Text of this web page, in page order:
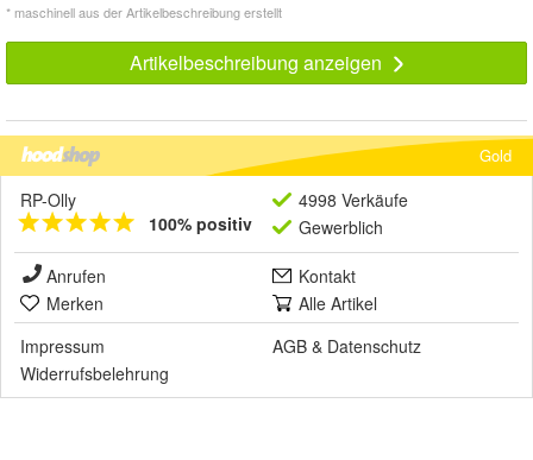
* maschinell aus der Artikelbeschreibung erstellt
Artikelbeschreibung anzeigen
Gold
RP-Olly
100% positiv
4998 Verkäufe
Gewerblich
Anrufen
Kontakt
Merken
Alle Artikel
Impressum
AGB & Datenschutz
Widerrufsbelehrung